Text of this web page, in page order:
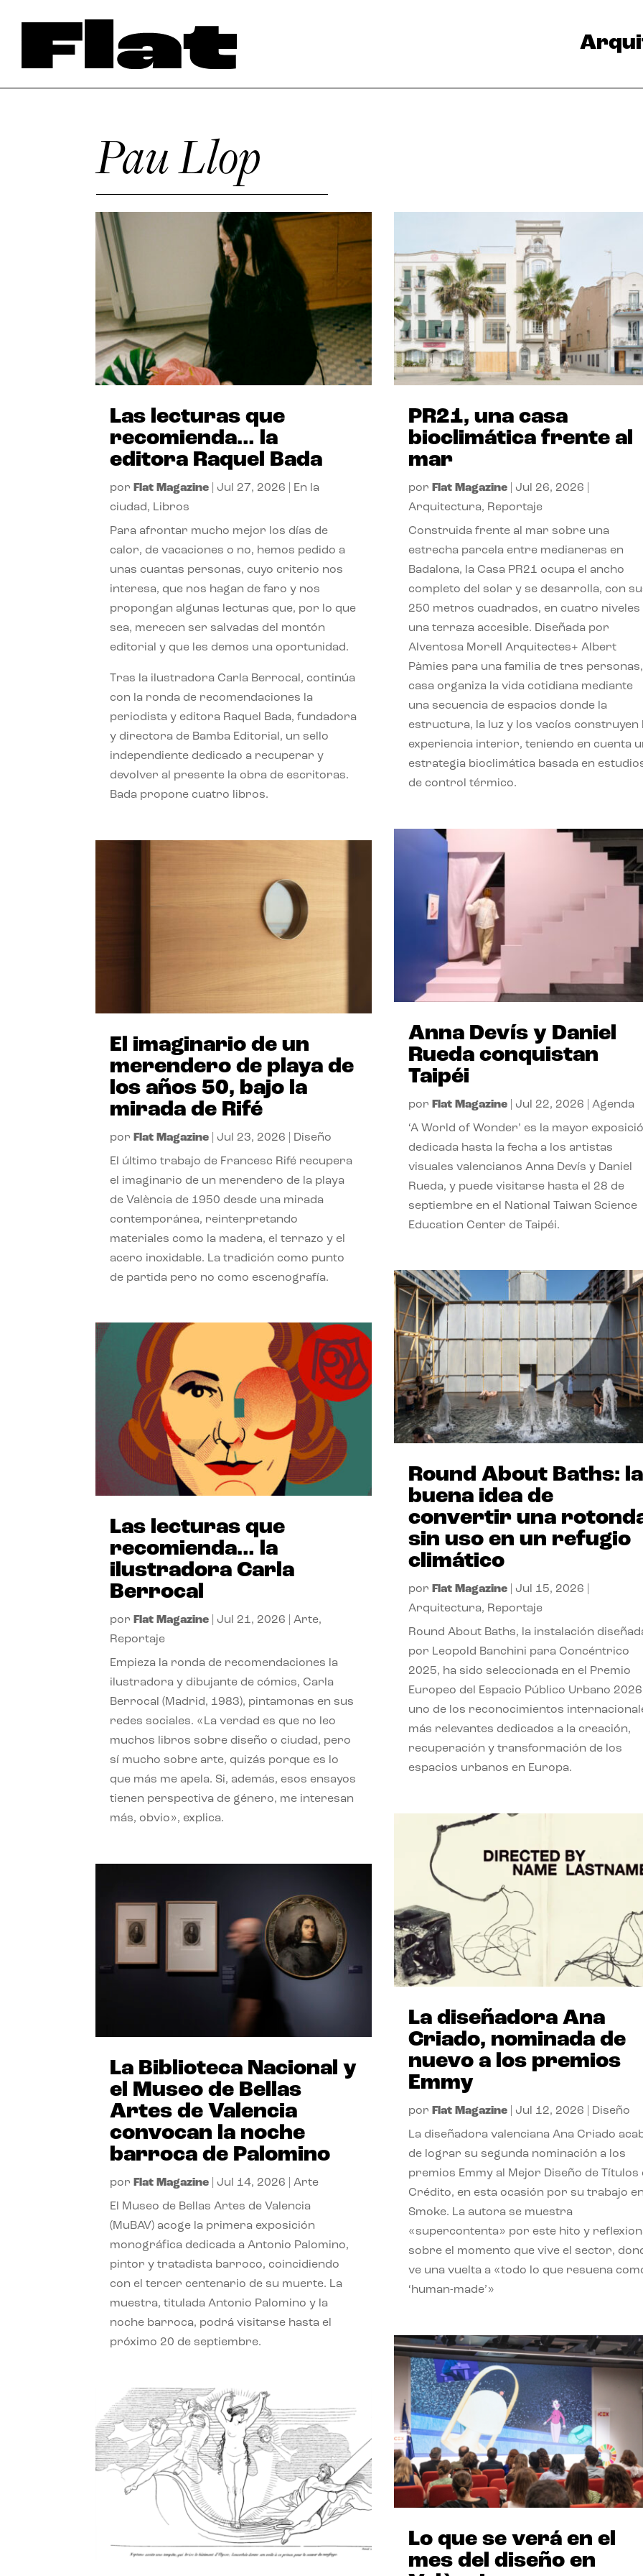
Pau Llop
Las lecturas que
recomienda… la
editora Raquel Bada
por Flat Magazine Jul 27, 2026
En la
ciudad, Libros
Para afrontar mucho mejor los días de
calor, de vacaciones o no, hemos pedido a
unas cuantas personas, cuyo criterio nos
interesa, que nos hagan de faro y nos
propongan algunas lecturas que, por lo que
sea, merecen ser salvadas del montón
editorial y que les demos una oportunidad.
Tras la ilustradora Carla Berrocal, continúa
con la ronda de recomendaciones la
periodista y editora Raquel Bada, fundadora
y directora de Bamba Editorial, un sello
independiente dedicado a recuperar y
devolver al presente la obra de escritoras.
Bada propone cuatro libros.
El imaginario de un
merendero de playa de
los años 50, bajo la
mirada de Rifé
por Flat Magazine Jul 23, 2026 Diseño
El último trabajo de Francesc Rifé recupera
el imaginario de un merendero de la playa
de València de 1950 desde una mirada
contemporánea, reinterpretando
materiales como la madera, el terrazo y el
acero inoxidable. La tradición como punto
de partida pero no como escenografía.
Las lecturas que
recomienda… la
ilustradora Carla
Berrocal
por Flat Magazine Jul 21, 2026 |Arte,
Reportaje
Empieza la ronda de recomendaciones la
ilustradora y dibujante de cómics, Carla
Berrocal (Madrid, 1983), pintamonas en sus
redes sociales. «La verdad es que no leo
muchos libros sobre diseño o ciudad, pero
sí mucho sobre arte, quizás porque es lo
que más me apela. Si, además, esos ensayos
tienen perspectiva de género, me interesan
más, obvio», explica.
La Biblioteca Nacional y
el Museo de Bellas
Artes de Valencia
convocan la noche
barroca de Palomino
por Flat Magazine Jul 14, 2026 |Arte
El Museo de Bellas Artes de Valencia
(MuBAV) acoge la primera exposición
monográfica dedicada a Antonio Palomino,
pintor y tratadista barroco, coincidiendo
con el tercer centenario de su muerte. La
muestra, titulada Antonio Palomino y la
noche barroca, podrá visitarse hasta el
próximo 20 de septiembre.
PR21, una casa
bioclimática frente al
mar
por Flat Magazine| Jul 26, 2026
Arquitectura, Reportaje
Construida frente al mar sobre una
estrecha parcela entre medianeras en
Badalona, la Casa PR21 ocupa el ancho
completo del solar y se desarrolla, con
250 metros cuadrados, en cuatro niveles
una terraza accesible. Diseñada por
Alventosa Morell Arquitectes+ Albert
Pàmies para una familia de tres
casa organiza la vida cotidiana mediante
una secuencia de espacios donde la
estructura, la luz y los vacíos construyen
experiencia interior, teniendo en cuenta
estrategia bioclimática basada en
de control térmico.
Anna Devís y Daniel
Rueda conquistan
Taipéi
por Flat Magazine| Jul 22, 2026 Agenda
‘A World of Wonder’ es la mayor
dedicada hasta la fecha a los artistas
visuales valencianos Anna Devís y Daniel
Rueda, y puede visitarse hasta el 28 de
septiembre en el National Taiwan Science
Education Center de Taipéi.
Round About Baths: la
buena idea de
convertir una
sin uso en un refugio
climático
por Flat Magazine| Jul 15, 2026
Arquitectura, Reportaje
Round About Baths, la instalación
por Leopold Banchini para Concéntrico
2025, ha sido seleccionada en el Premio
Europeo del Espacio Público Urbano
uno de los reconocimientos
más relevantes dedicados a la creación,
recuperación y transformación de los
espacios urbanos en Europa.
La diseñadora Ana
Criado, nominada de
nuevo a los premios
Emmy
por Flat Magazine| Jul 12, 2026 Diseño
La diseñadora valenciana Ana Criado
de lograr su segunda nominación a los
premios Emmy al Mejor Diseño de Títulos
Crédito, en esta ocasión por su trabajo
Smoke. La autora se muestra
«supercontenta» por este hito y
sobre el momento que vive el sector,
ve una vuelta a «todo lo que resuena
‘human-made’»
Lo que se verá en el
mes del diseño en